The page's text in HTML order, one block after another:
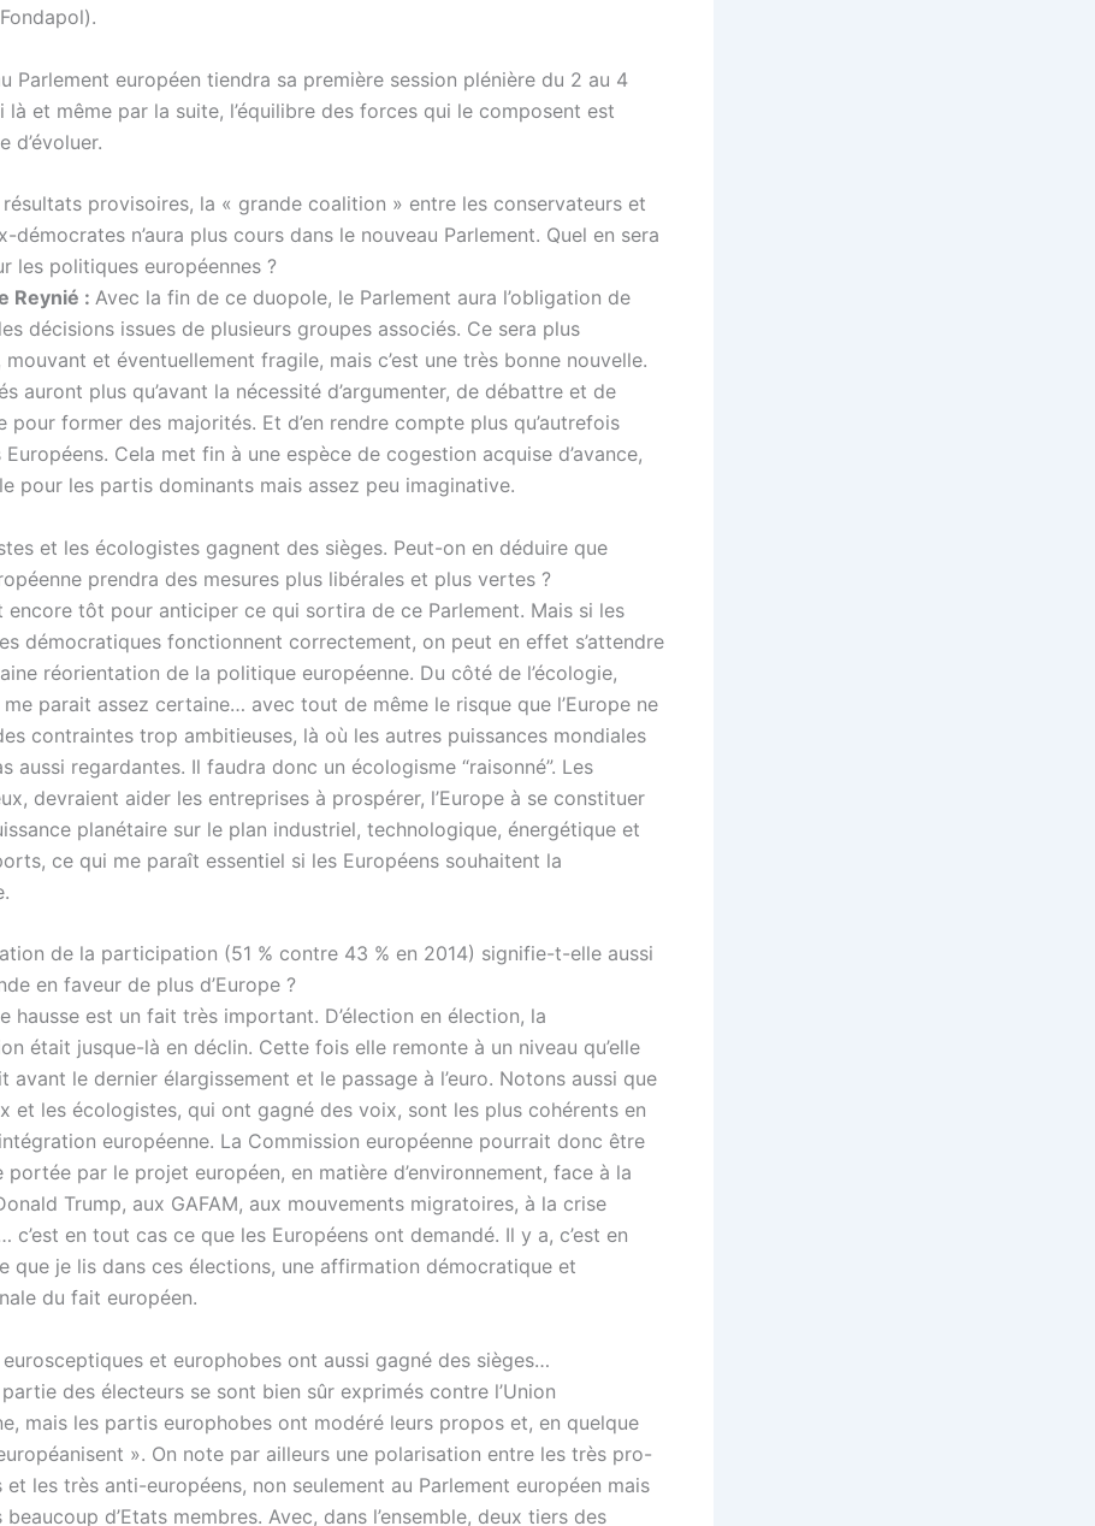
Parlement européen tiendra sa première session plénière du 2 au 4
là et même par la suite, l’équilibre des forces qui le composent est
d’évoluer.
provisoires, la « grande coalition » entre les conservateurs et
démocrates n’aura plus cours dans le nouveau Parlement. Quel en sera
les politiques européennes ?
Reynié : Avec la fin de ce duopole, le Parlement aura l’obligation de
décisions issues de plusieurs groupes associés. Ce sera plus
mouvant et éventuellement fragile, mais c’est une très bonne nouvelle.
auront plus qu’avant la nécessité d’argumenter, de débattre et de
pour former des majorités. Et d’en rendre compte plus qu’autrefois
Cela met fin à une espèce de cogestion acquise d’avance,
pour les partis dominants mais assez peu imaginative.
et les écologistes gagnent des sièges. Peut-on en déduire que
prendra des mesures plus libérales et plus vertes ?
encore tôt pour anticiper ce qui sortira de ce Parlement. Mais si les
démocratiques fonctionnent correctement, on peut en effet s’attendre
réorientation de la politique européenne. Du côté de l’écologie,
me parait assez certaine… avec tout de même le risque que l’Europe ne
contraintes trop ambitieuses, là où les autres puissances mondiales
aussi regardantes. Il faudra donc un écologisme “raisonné”. Les
devraient aider les entreprises à prospérer, l’Europe à se constituer
planétaire sur le plan industriel, technologique, énergétique et
ce qui me paraît essentiel si les Européens souhaitent la
de la participation (51 % contre 43 % en 2014) signifie-t-elle aussi
en faveur de plus d’Europe ?
hausse est un fait très important. D’élection en élection, la
était jusque-là en déclin. Cette fois elle remonte à un niveau qu’elle
avant le dernier élargissement et le passage à l’euro. Notons aussi que
et les écologistes, qui ont gagné des voix, sont les plus cohérents en
européenne. La Commission européenne pourrait donc être
portée par le projet européen, en matière d’environnement, face à la
Trump, aux GAFAM, aux mouvements migratoires, à la crise
c’est en tout cas ce que les Européens ont demandé. Il y a, c’est en
que je lis dans ces élections, une affirmation démocratique et
du fait européen.
et europhobes ont aussi gagné des sièges…
des électeurs se sont bien sûr exprimés contre l’Union
mais les partis europhobes ont modéré leurs propos et, en quelque
». On note par ailleurs une polarisation entre les très pro-
et les très anti-européens, non seulement au Parlement européen mais
beaucoup d’Etats membres. Avec, dans l’ensemble, deux tiers des